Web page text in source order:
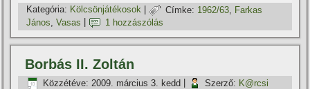
Kategória: Kölcsönjátékosok | Címke: 1962/63
Farkas
János ,Vasas 1 hozzászólás
Borbás II. Zoltán
Közzétéve: 2009. március 3. kedd Szerző: K@rcsi